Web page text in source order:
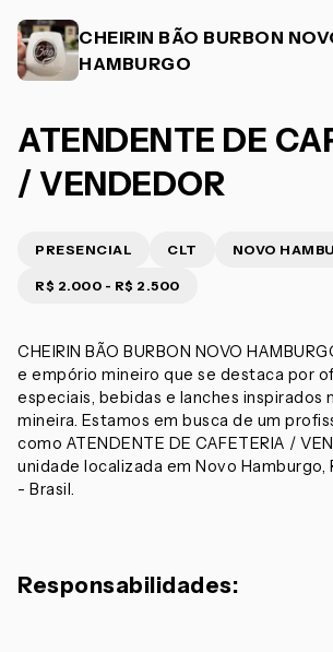
CHEIRIN BÃO BURBON
HAMBURGO
ATENDENTE DE
/ VENDEDOR
PRESENCIAL CLT NOVO
R$ 2.000 - R$ 2.500
CHEIRIN BÃO BURBON NOVO
e empório mineiro que se destaca por
especiais, bebidas e lanches inspirados
mineira. Estamos em busca de um
como ATENDENTE DE CAFETERIA /
unidade localizada em Novo Hamburgo,
- Brasil.
Responsabilidades: